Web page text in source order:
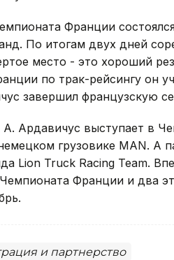
Франции
По итогам двух дней
место - это хороший
по трак-рейсингу он
завершил французскую
Ардавичус выступает в
грузовике MAN. А
Lion Truck Racing Team.
Франции и два
и партнерство